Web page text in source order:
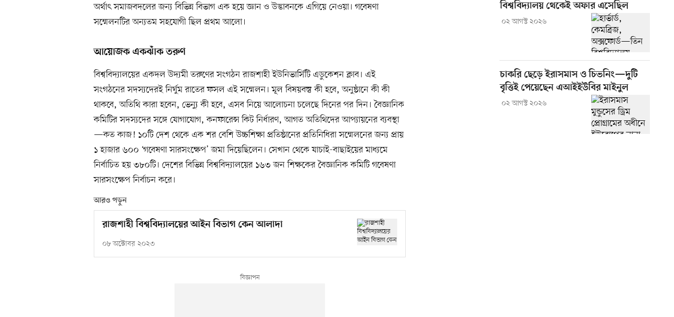
অর্থাৎ সমাজবদলের জন্য বিভিন্ন বিভাগ এক হয়ে জ্ঞান ও উদ্ভাবনকে এগিয়ে নেওয়া। গবেষণা
সম্মেলনটির অন্যতম সহযোগী ছিল প্রথম আলো।
আয়োজক একঝাঁক তরুণ
বিশ্ববিদ্যালয়ের একদল উদ্যমী তরুণের সংগঠন রাজশাহী ইউনিভার্সিটি এডুকেশন ক্লাব। এই
সংগঠনের সদস্যদেরই নির্ঘুম রাতের ফসল এই সম্মেলন। মূল বিষয়বস্তু কী হবে, অনুষ্ঠানে কী কী
থাকবে, অতিথি কারা হবেন, ভেন্যু কী হবে, এসব নিয়ে আলোচনা চলেছে দিনের পর দিন। বৈজ্ঞানিক
কমিটির সদস্যদের সঙ্গে যোগাযোগ, কনফারেন্স কিট নির্ধারণ, আগত অতিথিদের আপ্যায়নের ব্যবস্থা
—কত কাজ! ১০টি দেশ থেকে এক শর বেশি উচ্চশিক্ষা প্রতিষ্ঠানের প্রতিনিধিরা সম্মেলনের জন্য প্রায়
১ হাজার ৬০০ ‘গবেষণা সারসংক্ষেপ’ জমা দিয়েছিলেন। সেখান থেকে যাচাই-বাছাইয়ের মাধ্যমে
নির্বাচিত হয় ৩৮০টি। দেশের বিভিন্ন বিশ্ববিদ্যালয়ের ১৬৩ জন শিক্ষকের বৈজ্ঞানিক কমিটি গবেষণা
সারসংক্ষেপ নির্বাচন করে।
আরও পড়ুন
রাজশাহী বিশ্ববিদ্যালয়ের আইন বিভাগ কেন আলাদা
০৮ অক্টোবর ২০২৩
বিশ্ববিদ্যালয় থেকেই অফার এসেছিল
০২ আগস্ট ২০২৬
চাকরি ছেড়ে ইরাসমাস ও চিভনিং—দুটি
বৃত্তিই পেয়েছেন এআইইউবির মাইনুল
০২ আগস্ট ২০২৬